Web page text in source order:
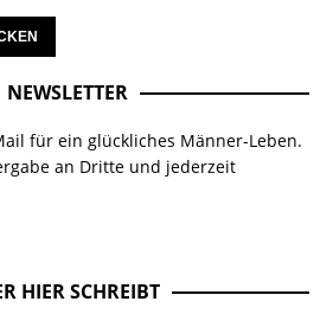
NEWSLETTER
für ein glückliches Männer-Leben.
an Dritte und jederzeit
HIER SCHREIBT